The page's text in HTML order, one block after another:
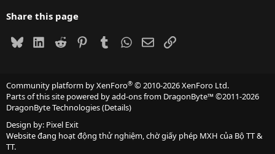
Share this page
BlueskyLinkedIn
Reddit PinterestTumblrWhatsApp
EmailLink
Community platform by XenForo® © 2010-2026 XenForo Ltd.
Parts of this site powered byadd-ons from DragonByte™©2011-2026
DragonByte Technologies(Details)
Design by: Pixel Exit
Website đang hoạt động thử nghiệm, chờ giấy phép MXH của Bộ TT &
TT.